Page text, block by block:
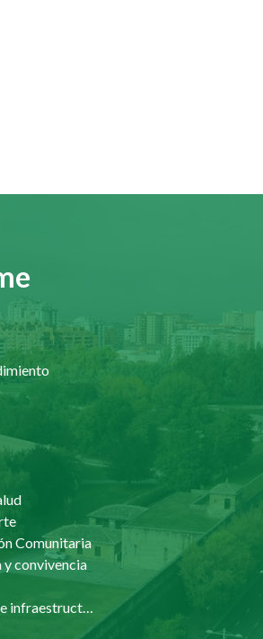
Comunitaria
y convivencia
Urbanismo vivienda e infraestructuras